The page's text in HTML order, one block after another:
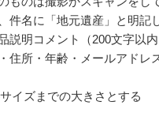
件名に「地元遺産」と明記
説明コメント（200文字以
住所・年齢・メールアドレ
イズまでの大きさとする